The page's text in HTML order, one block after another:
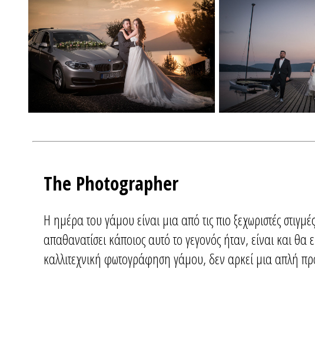
The Photographer
Η ημέρα του γάμου είναι μια από τις πιο ξεχωριστές
απαθανατίσει κάποιος αυτό το γεγονός ήταν, είναι και
καλλιτεχνική φωτογράφηση γάμου, δεν αρκεί μια απλή